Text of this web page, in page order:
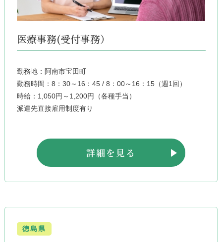
医療事務(受付事務）
勤務地：阿南市宝田町
勤務時間：8：30～16：45 / 8：00～16：15（週1回）
時給：1,050円～1,200円（各種手当）
派遣先直接雇用制度有り
詳細を見る
徳島県